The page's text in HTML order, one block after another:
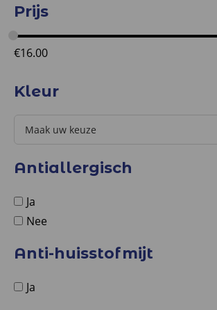
Prijs
€16.00
Kleur
Antiallergisch
Ja
Nee
Anti-huisstofmijt
Ja